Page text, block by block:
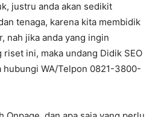
justru anda akan sedikit
tenaga, karena kita membidik
nah jika anda yang ingin
ini, maka undang Didik SEO
hubungi WA/Telpon 0821-3800-